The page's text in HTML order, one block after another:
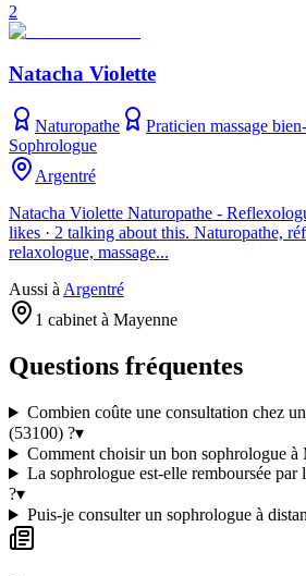
2
Natacha Violette
Naturopathe Praticien massage
Sophrologue
Argentré
Natacha Violette Naturopathe -
likes · 2 talking about this. Naturopathe,
relaxologue, massage...
Aussi à Argentré
1 cabinet à Mayenne
Questions fréquentes
Combien coûte une consultation chez
(53100) ?▾
Comment choisir un bon sophrologue à
La sophrologue est-elle remboursée par
?▾
Puis-je consulter un sophrologue à